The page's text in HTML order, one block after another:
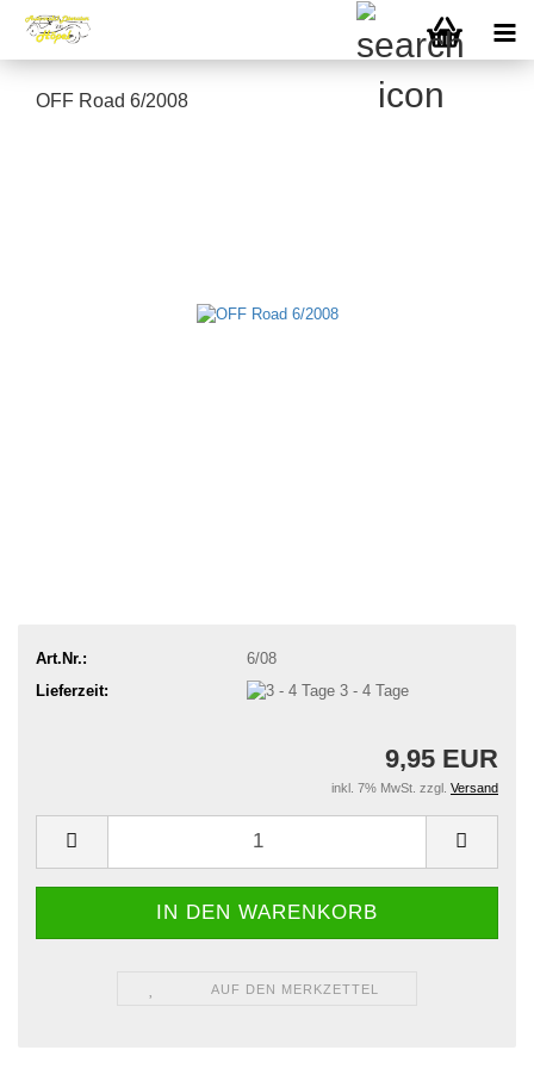
OFF Road 6/2008
Art.Nr.:
6/08
Lieferzeit:
3 - 4 Tage
9,95 EUR
inkl. 7% MwSt. zzgl. Versand
AUF DEN MERKZETTEL